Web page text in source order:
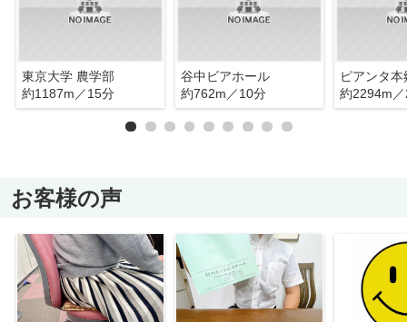
東京大学 農学部
約1187m／15分
谷中ビアホール
約762m／10分
ピアンタ本
約2294m
お客様の声